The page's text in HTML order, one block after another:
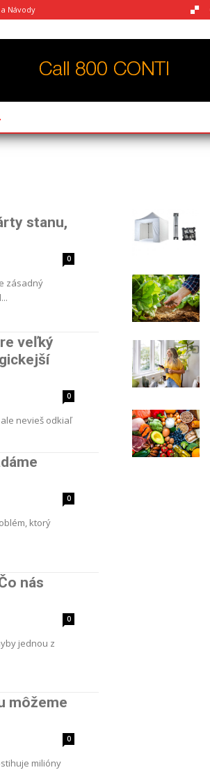
a Návody
stanu,
0
zásadný
veľký
0
nevieš odkiaľ
0
ktorý
nás
0
jednou z
môžeme
0
milióny